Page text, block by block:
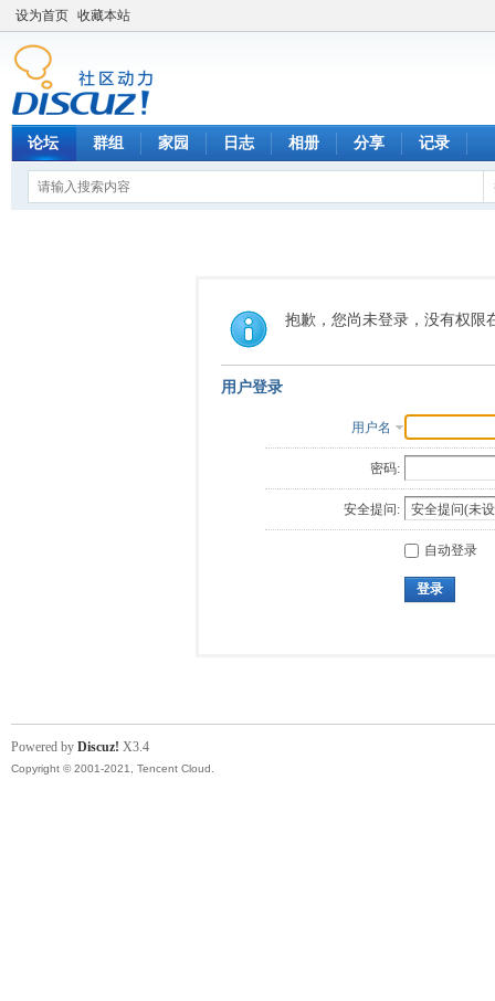
设为首页 收藏本站
论坛 群组 家园 日志 相册 分享 记录
抱歉，您尚未登录，没有权限
用户登录
用户名
密码:
安全提问:
自动登录
登录
Powered by Discuz! X3.4
Copyright © 2001-2021, Tencent Cloud.